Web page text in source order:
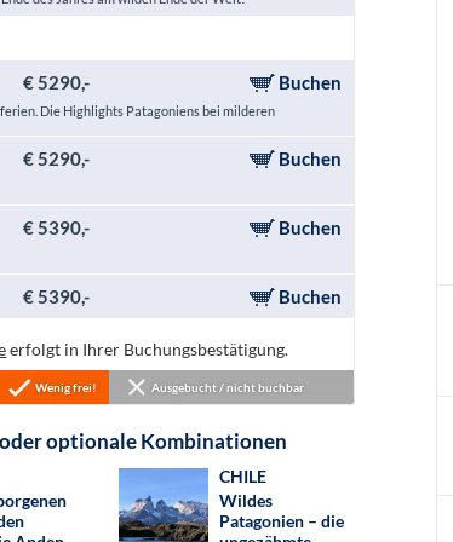
€ 5290,- Buchen
Die Highlights Patagoniens bei milderen
€ 5290,- Buchen
€ 5390,- Buchen
€ 5390,- Buchen
erfolgt in Ihrer Buchungsbestätigung.
Wenig frei! Ausgebucht / nicht buchbar
optionale Kombinationen
CHILE
Wildes
Patagonien – die